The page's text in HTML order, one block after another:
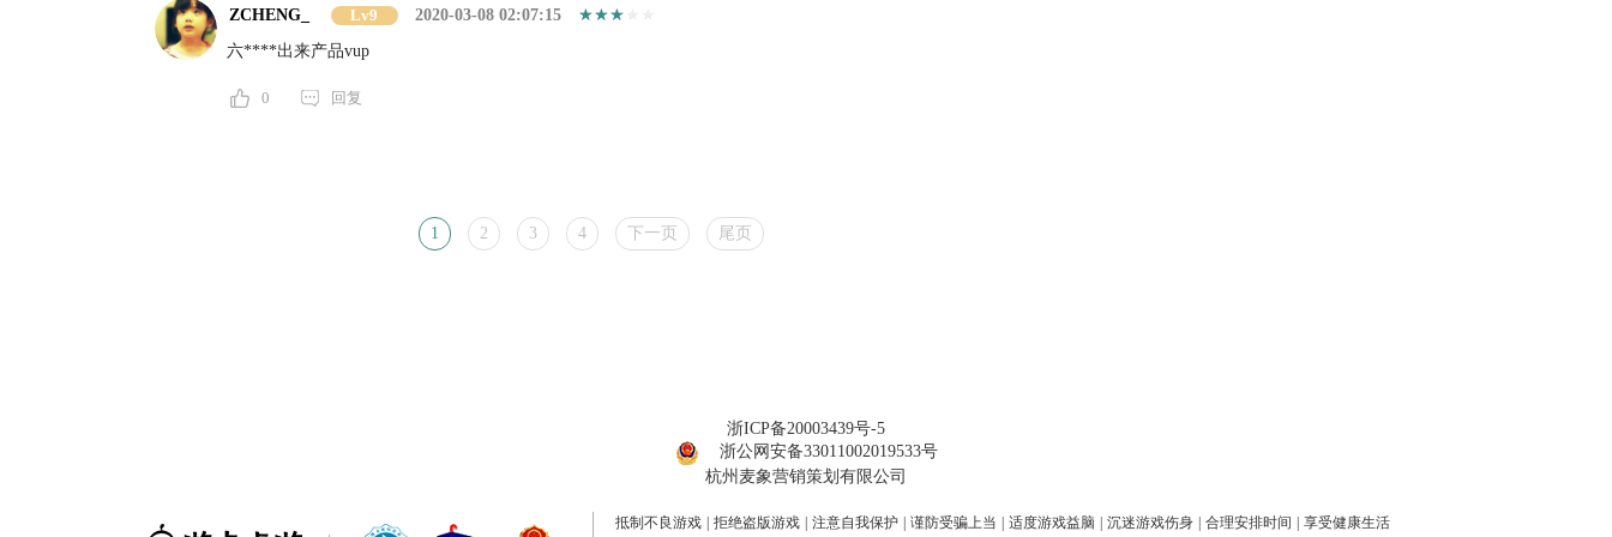
ZCHENG_ Lv9
2020-03-08 02:07:15
六****出来产品vup
0 回复
1 2 3 4 下一页 尾页
浙ICP备20003439号-5
浙公网安备33011002019533号
杭州麦象营销策划有限公司
抵制不良游戏 拒绝盗版游戏 注意自我保护 谨防受骗上当 适度游戏益脑 沉迷游戏伤身 合理安排时间
享受健康生活